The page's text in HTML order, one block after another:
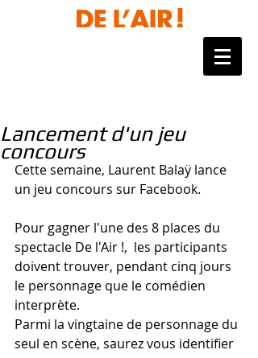
Lancement d'un jeu
concours
Cette semaine, Laurent Balaÿ lance
un jeu concours sur Facebook.
Pour gagner l'une des 8 places du
spectacle De l'Air !,  les participants
doivent trouver, pendant cinq jours
le personnage que le comédien
interprète.
Parmi la vingtaine de personnage du
seul en scène, saurez vous identifier